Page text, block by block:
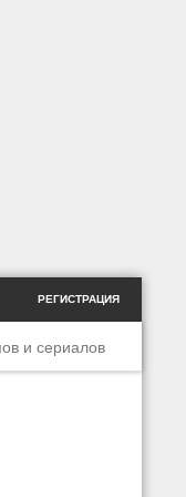
РЕГИСТРАЦИЯ